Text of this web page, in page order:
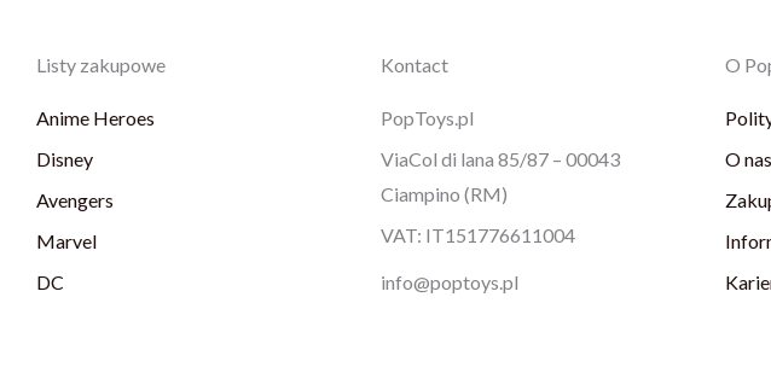
Listy zakupowe
Anime Heroes
Disney
Avengers
Marvel
DC
Kontact
PopToys.pl
ViaCol di lana 85/87 – 00043
Ciampino (RM)
VAT: IT151776611004
info@poptoys.pl
O
O nas